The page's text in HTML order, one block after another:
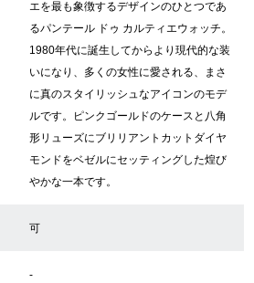
Customers
简体中文
エを最も象徴するデザインのひとつであ
るパンテール ドゥ カルティエウォッチ。
1980年代に誕生してからより現代的な装
いになり、多くの女性に愛される、まさ
に真のスタイリッシュなアイコンのモデ
ルです。ピンクゴールドのケースと八角
形リューズにブリリアントカットダイヤ
モンドをベゼルにセッティングした煌び
やかな一本です。
可
-